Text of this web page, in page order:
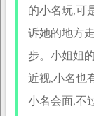
的小名玩,可
诉她的地方
步。小姐姐
近视,小名也
小名会面,不